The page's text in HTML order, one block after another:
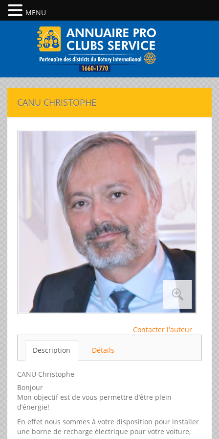
CANU CHRISTOPHE
Contacter l'auteur
Description Détails
CANU Christophe
Bonjour
Mon objectif est de vous permettre d’être plein
d’énergie!
En effet nous sommes à votre disposition pour installer
une borne de recharge électrique pour votre voiture,
MENU